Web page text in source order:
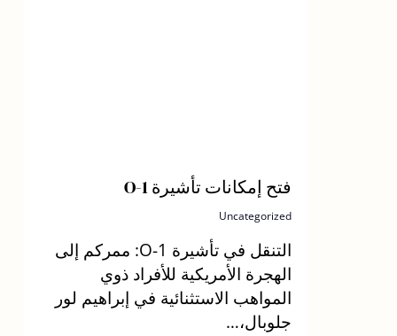
فتح إمكانات تأشيرة O-1
Uncategorized
التنقل في تأشيرة O-1: ممركم إلى
الهجرة الأمريكية للأفراد ذوي
المواهب الاستثنائية في إبراهيم لور
جلوبال،…